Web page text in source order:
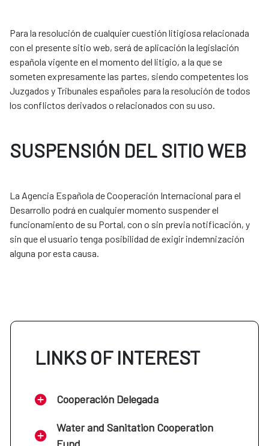
Para la resolución de cualquier cuestión litigiosa relacionada
con el presente sitio web, será de aplicación la legislación
española vigente en el momento del litigio, a la que se
someten expresamente las partes, siendo competentes los
Juzgados y Tribunales españoles para la resolución de todos
los conflictos derivados o relacionados con su uso.
SUSPENSIÓN DEL SITIO WEB
La Agencia Española de Cooperación Internacional para el
Desarrollo podrá en cualquier momento suspender el
funcionamiento de su Portal, con o sin previa notificación, y
sin que el usuario tenga posibilidad de exigir indemnización
alguna por esta causa.
LINKS OF INTEREST
Cooperación Delegada
Water and Sanitation Cooperation